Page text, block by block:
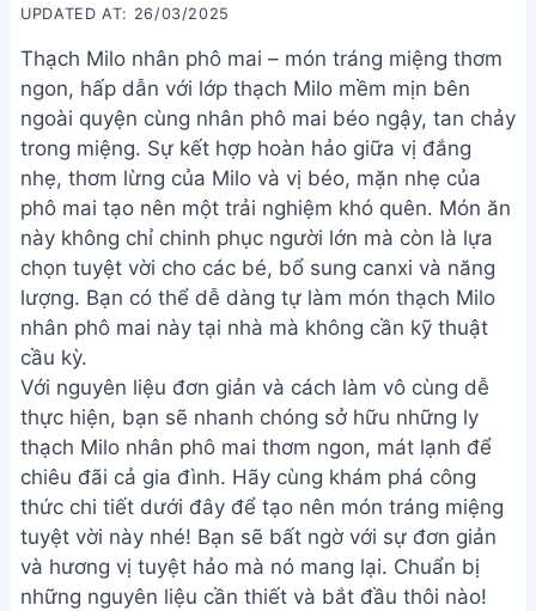
UPDATED AT: 26/03/2025
Thạch Milo nhân phô mai – món tráng miệng thơm
ngon, hấp dẫn với lớp thạch Milo mềm mịn bên
ngoài quyện cùng nhân phô mai béo ngậy, tan chảy
trong miệng. Sự kết hợp hoàn hảo giữa vị đắng
nhẹ, thơm lừng của Milo và vị béo, mặn nhẹ của
phô mai tạo nên một trải nghiệm khó quên. Món ăn
này không chỉ chinh phục người lớn mà còn là lựa
chọn tuyệt vời cho các bé, bổ sung canxi và năng
lượng. Bạn có thể dễ dàng tự làm món thạch Milo
nhân phô mai này tại nhà mà không cần kỹ thuật
cầu kỳ.
Với nguyên liệu đơn giản và cách làm vô cùng dễ
thực hiện, bạn sẽ nhanh chóng sở hữu những ly
thạch Milo nhân phô mai thơm ngon, mát lạnh để
chiêu đãi cả gia đình. Hãy cùng khám phá công
thức chi tiết dưới đây để tạo nên món tráng miệng
tuyệt vời này nhé! Bạn sẽ bất ngờ với sự đơn giản
và hương vị tuyệt hảo mà nó mang lại. Chuẩn bị
những nguyên liệu cần thiết và bắt đầu thôi nào!